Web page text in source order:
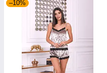
–10%